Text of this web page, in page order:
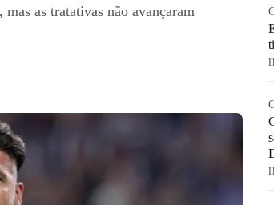
as tratativas não avançaram